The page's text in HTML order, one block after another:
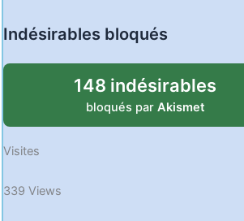
Indésirables bloqués
148 indésirables
bloqués par Akismet
Visites
339 Views